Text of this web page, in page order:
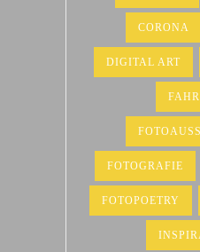
CORONA
DIGITAL ART
FOTOGRAFIE
FOTOPOETRY